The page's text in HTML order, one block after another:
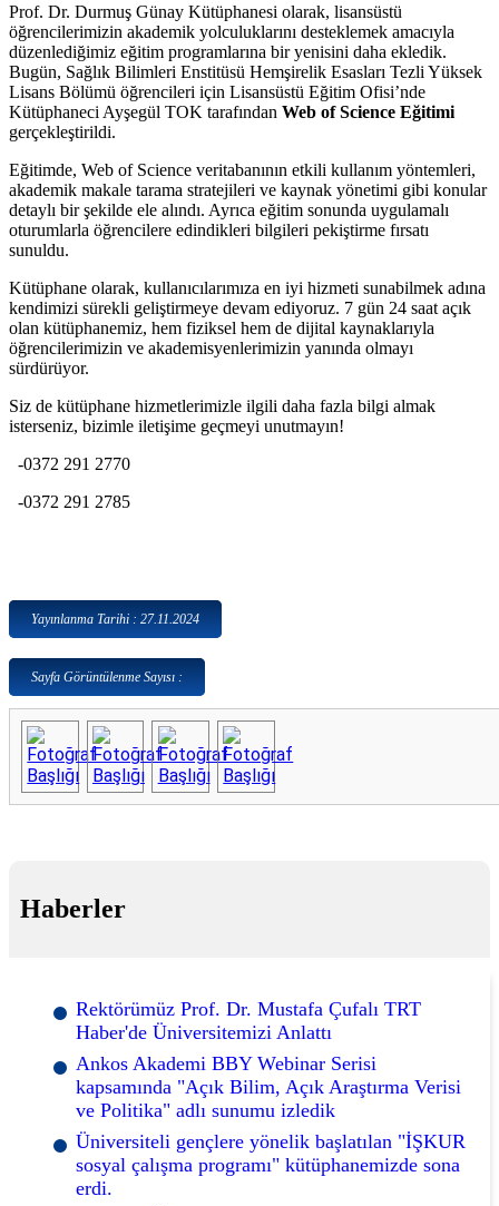
Prof. Dr. Durmuş Günay Kütüphanesi olarak, lisansüstü
öğrencilerimizin akademik yolculuklarını desteklemek amacıyla
düzenlediğimiz eğitim programlarına bir yenisini daha ekledik.
Bugün, Sağlık Bilimleri Enstitüsü Hemşirelik Esasları Tezli Yüksek
Lisans Bölümü öğrencileri için Lisansüstü Eğitim Ofisi’nde
Kütüphaneci Ayşegül TOK tarafından Web of Science Eğitimi
gerçekleştirildi.
Eğitimde, Web of Science veritabanının etkili kullanım yöntemleri,
akademik makale tarama stratejileri ve kaynak yönetimi gibi konular
detaylı bir şekilde ele alındı. Ayrıca eğitim sonunda uygulamalı
oturumlarla öğrencilere edindikleri bilgileri pekiştirme fırsatı
sunuldu.
Kütüphane olarak, kullanıcılarımıza en iyi hizmeti sunabilmek adına
kendimizi sürekli geliştirmeye devam ediyoruz. 7 gün 24 saat açık
olan kütüphanemiz, hem fiziksel hem de dijital kaynaklarıyla
öğrencilerimizin ve akademisyenlerimizin yanında olmayı
sürdürüyor.
Siz de kütüphane hizmetlerimizle ilgili daha fazla bilgi almak
isterseniz, bizimle iletişime geçmeyi unutmayın!
-0372 291 2770
-0372 291 2785
Yayınlanma Tarihi : 27.11.2024
Sayfa Görüntülenme Sayısı :
Haberler
Rektörümüz Prof. Dr. Mustafa Çufalı TRT
Haber'de Üniversitemizi Anlattı
Ankos Akademi BBY Webinar Serisi
kapsamında "Açık Bilim, Açık Araştırma Verisi
ve Politika" adlı sunumu izledik
Üniversiteli gençlere yönelik başlatılan "İŞKUR
sosyal çalışma programı" kütüphanemizde sona
erdi.